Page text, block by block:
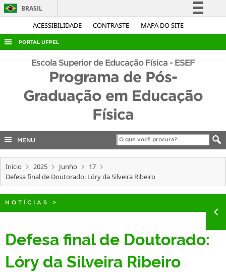
ACESSIBILIDADE CONTRASTE MAPA DO SITE
BRASIL
Simplifique!
Acesso à informação
Legislação
Canais
PORTAL UFPEL
ACESSO À INFORMAÇÃO
COBALTO
PORTARIAS
Escola Superior de Educação Física - ESEF
Programa de Pós-
Graduação em Educação
Física
MENU
Início 2025 Junho
17
Defesa final de Doutorado: Lóry da Silveira Ribeiro
NOTÍCIAS >
Defesa final de Doutorado:
Lóry da Silveira Ribeiro